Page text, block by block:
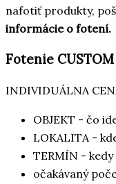
nafotiť produkty,
informácie o fotení.
Fotenie CUSTOM
INDIVIDUÁLNA
OBJEKT - čo
LOKALITA -
TERMÍN -
očakávaný